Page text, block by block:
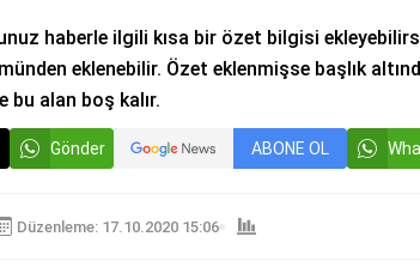
haberle ilgili kısa bir özet bilgisi
eklenebilir. Özet eklenmişse başlık
bu alan boş kalır.
Gönder ABONE OL
Düzenleme: 17.10.2020 15:06